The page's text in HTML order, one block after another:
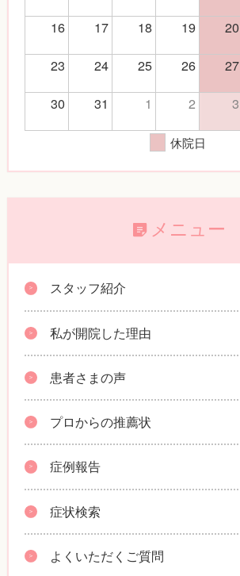
16
17 18 19 20
23
24 25 26 27
30
31 1 2 3
休院日
メニュー
スタッフ紹介
私が開院した理由
患者さまの声
プロからの推薦状
症例報告
症状検索
よくいただくご質問